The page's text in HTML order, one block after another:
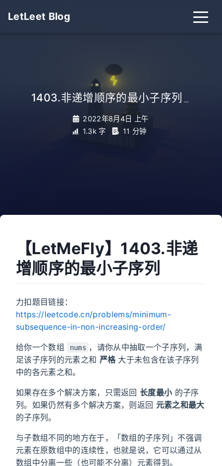
LetLeet Blog
1403.非递增顺序的最小子序列
2022年8月4日 上午
1.3k 字
11 分钟
【LetMeFly】1403.非递
增顺序的最小子序列
力扣题目链接：
https://leetcode.cn/problems/minimum-
subsequence-in-non-increasing-order/
给你一个数组 nums ，请你从中抽取一个子序列，满
足该子序列的元素之和 严格大于未包含在该子序列
中的各元素之和。
如果存在多个解决方案，只需返回 长度最小的子序
列。如果仍然有多个解决方案，则返回 元素之和最大
的子序列。
与子数组不同的地方在于，「数组的子序列」不强调
元素在原数组中的连续性，也就是说，它可以通过从
数组中分离一些（也可能不分离）元素得到。